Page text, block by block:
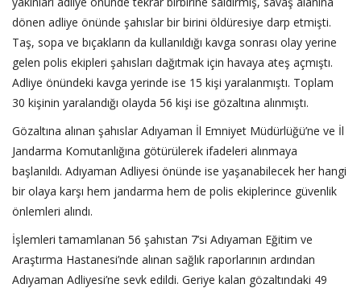
dönen adliye önünde şahıslar bir birini öldüresiye darp etmişti.
Taş, sopa ve bıçakların da kullanıldığı kavga sonrası olay yerine
gelen polis ekipleri şahısları dağıtmak için havaya ateş açmıştı.
Adliye önündeki kavga yerinde ise 15 kişi yaralanmıştı. Toplam
30 kişinin yaralandığı olayda 56 kişi ise gözaltına alınmıştı.
‎Gözaltına alınan şahıslar Adıyaman İl Emniyet Müdürlüğü’ne ve İl
Jandarma Komutanlığına götürülerek ifadeleri alınmaya
başlanıldı. Adıyaman Adliyesi önünde ise yaşanabilecek her hangi
bir olaya karşı hem jandarma hem de polis ekiplerince güvenlik
önlemleri alındı.
‎İşlemleri tamamlanan 56 şahıstan 7’si Adıyaman Eğitim ve
Araştırma Hastanesi’nde alınan sağlık raporlarının ardından
Adıyaman Adliyesi’ne sevk edildi. Geriye kalan gözaltındaki 49